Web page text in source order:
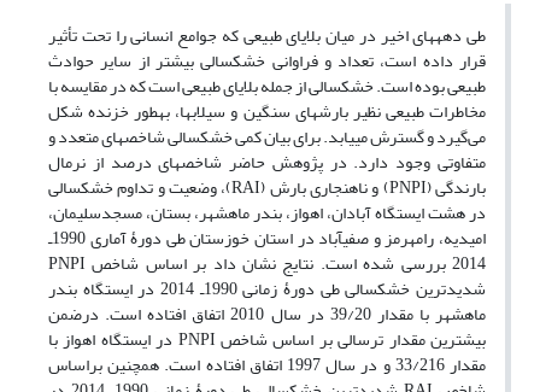
طی دهه‏های اخیر در میان بلایای طبیعی که جوامع انسانی را تحت تأثیر
قرار داده است، تعداد و فراوانی خشکسالی بیشتر از سایر حوادث
طبیعی بوده است. خشکسالی از جمله بلایای طبیعی است که در مقایسه با
مخاطرات طبیعی نظیر بارش‏های سنگین و سیلاب‏ها، به‏طور خزنده شکل
می‌گیرد و گسترش می‏یابد. برای بیان کمی خشکسالی شاخص‏های متعدد و
متفاوتی وجود دارد. در پژوهش حاضر شاخص‏های درصد از نرمال
بارندگی (PNPI) و ناهنجاری بارش (RAI)، وضعیت و تداوم خشکسالی
در هشت ایستگاه آبادان، اهواز، بندر ماهشهر، بستان، مسجدسلیمان،
امیدیه، رامهرمز و صفی‏آباد در استان خوزستان طی دورۀ آماری 1990‌ـ
2014 ‌بررسی شده است. نتایج نشان داد بر اساس شاخص PNPI
شدیدترین خشکسالی طی دورۀ زمانی 1990‌ـ 2014 در ایستگاه بندر
ماهشهر با مقدار 39/20 در سال 2010 اتفاق افتاده است. درضمن
بیشترین مقدار ترسالی بر اساس شاخص PNPI در ایستگاه اهواز با
مقدار 33/216 و در سال 1997 اتفاق افتاده است. همچنین براساس